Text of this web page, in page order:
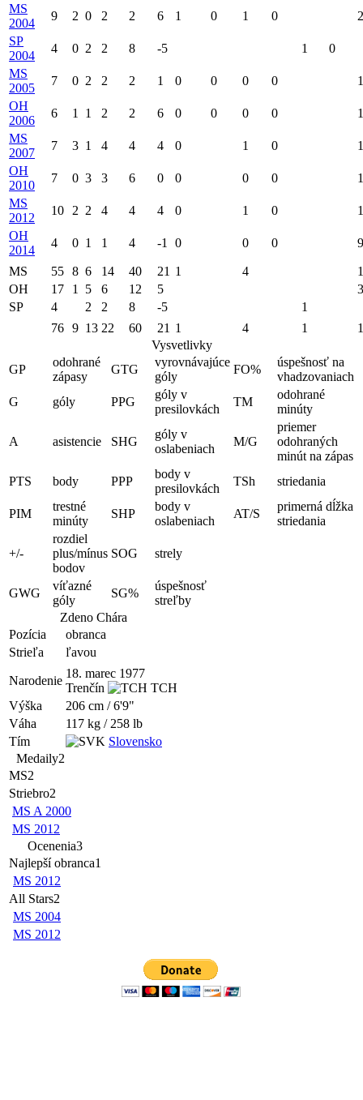
MS 55 8 6 14 40 21 1 4
OH
17 1 5 6 12 5
SP
4 2 2 8 -5
1
76 9 13 22 60 21 1 4 1
MS
2004
9 2 0 2 2 6 1 0 1 0
SP
2004
4 0 2 2 8 -5 1
0
MS
2005
7 0 2 2 2 1 0 0 0 0
OH
2006
6 1 1 2 2 6 0 0 0 0
MS
2007
7 3 1 4 4 4 0 1 0
OH
2010
7 0 3 3 6 0 0 0 0
MS
2012
10 2 2 4 4 4 0 1 0
OH
2014
4 0 1 1 4 -1 0 0 0 9
Vysvetlivky
GP
odohrané
zápasy
GTG
vyrovnávajúce
góly
FO%
úspešnosť na
vhadzovaniach
G
góly PPG
góly v
presilovkách
TM
odohrané
minúty
A asistencie SHG
góly v
oslabeniach
M/G
priemer
odohraných
minút na zápas
PTS
body PPP
body v
presilovkách
TSh striedania
PIM
trestné
minúty
SHP
body v
oslabeniach
AT/S
primerná dĺžka
striedania
+/-
rozdiel
plus/mínus
bodov
SOG strely
GWG
víťazné
góly
SG%
úspešnosť
streľby
Zdeno Chára
Pozícia
obranca
Strieľa
ľavou
Narodenie
18. marec 1977
Trenčín
TCH
Výška
206 cm / 6'9"
Váha
117 kg / 258 lb
Tím
Slovensko
Medaily2
MS2
Striebro2
MS A 2000
MS 2012
Ocenenia3
Najlepší obranca1
MS 2012
All Stars2
MS 2004
MS 2012